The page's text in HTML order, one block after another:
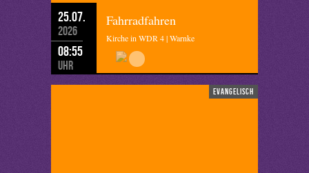
25.07.
2026
08:55
Uhr
Fahrradfahren
Kirche in WDR 4 | Warnke
evangelisch